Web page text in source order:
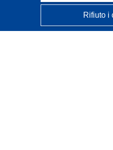
CORDIS - Risultati della
Rifiuto i